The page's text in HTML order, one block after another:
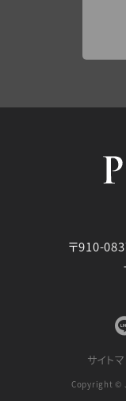
〒910-
サイト
Copyright ©